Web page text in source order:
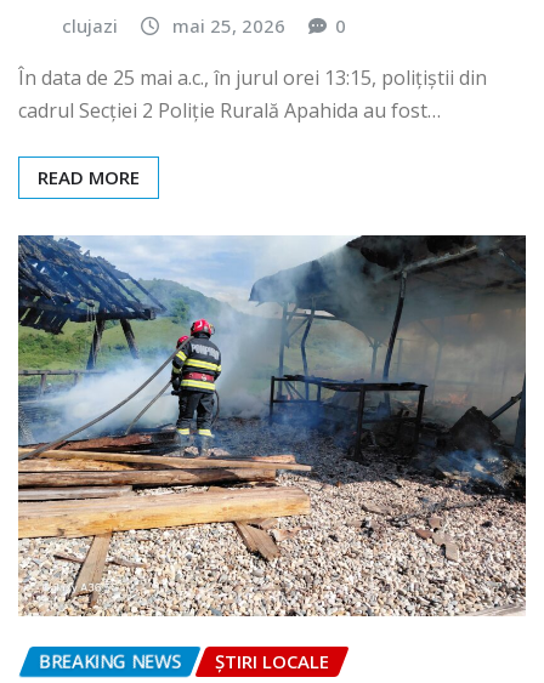
clujazi mai 25, 2026 0
În data de 25 mai a.c., în jurul orei 13:15, polițiștii din
cadrul Secției 2 Poliție Rurală Apahida au fost…
READ MORE
BREAKING NEWS ȘTIRI LOCALE